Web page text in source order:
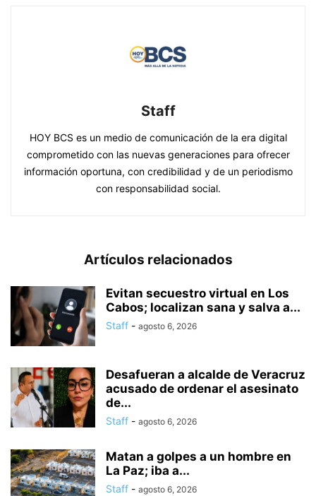
Staff
HOY BCS es un medio de comunicación de la era digital
comprometido con las nuevas generaciones para ofrecer
información oportuna, con credibilidad y de un periodismo
con responsabilidad social.
Artículos relacionados
Evitan secuestro virtual en Los
Cabos; localizan sana y salva a...
Staff - agosto 6, 2026
Desafueran a alcalde de Veracruz
acusado de ordenar el asesinato
de...
Staff - agosto 6, 2026
Matan a golpes a un hombre en
La Paz; iba a...
Staff - agosto 6, 2026